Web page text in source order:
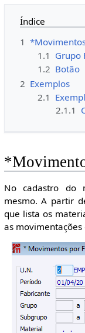
Índice
1
1.1 Grupo
1.2 Botão
2 Exemplos
2.1
2.1.1
No cadastro do
mesmo. A partir
que lista os
as movimentações